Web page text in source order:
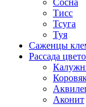
Сосна
Тисс
Тсуга
Туя
Саженцы
Рассада
Аконит